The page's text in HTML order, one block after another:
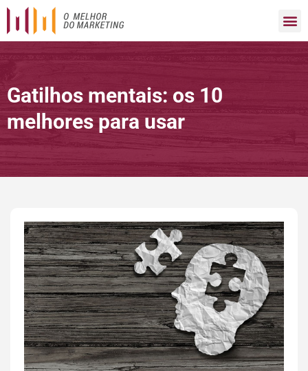
Gatilhos mentais: os 10
melhores para usar